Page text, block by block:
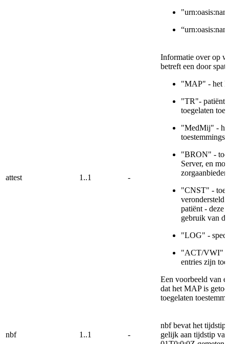
attest 1..1 -
Informatie over op
betreft een door
"MAP" - het
"TR"- patiënt
toegelaten
"MedMij" -
"BRON" -
Server, en
zorgaanbieder
"CNST" -
verondersteld
patiënt - deze
gebruik van
"LOG" -
"ACT/VWI" -
entries zijn
Een voorbeeld van
dat het MAP is
toegelaten
nbf 1..1 -
nbf bevat het tijdstip
gelijk aan tijdstip